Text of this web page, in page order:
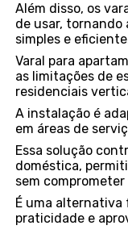
Além disso, os
de usar, tornando
simples e
Varal para
as limitações de
residenciais
A instalação é
em áreas de
Essa solução
doméstica,
sem
É uma alternativa
praticidade e